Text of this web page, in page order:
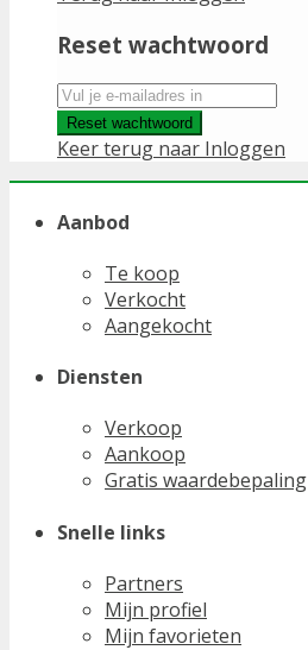
Reset wachtwoord
Reset wachtwoord
Keer terug naar Inloggen
Aanbod
Te koop
Verkocht
Aangekocht
Diensten
Verkoop
Aankoop
Gratis waardebepaling
Snelle links
Partners
Mijn profiel
Mijn favorieten